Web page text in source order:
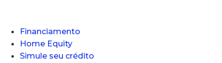
Financiamento
Home Equity
Simule seu crédito